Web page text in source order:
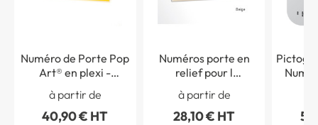
Numéro de Porte Pop
Art® en plexi -
Personnalisable -
Numéro Relief - H70 x
L170 mm
à partir de
40,90 € HT
Numéros porte en
relief pour l
´accessibilité - H 50 x
L 100 mm
à partir de
28,10 € HT